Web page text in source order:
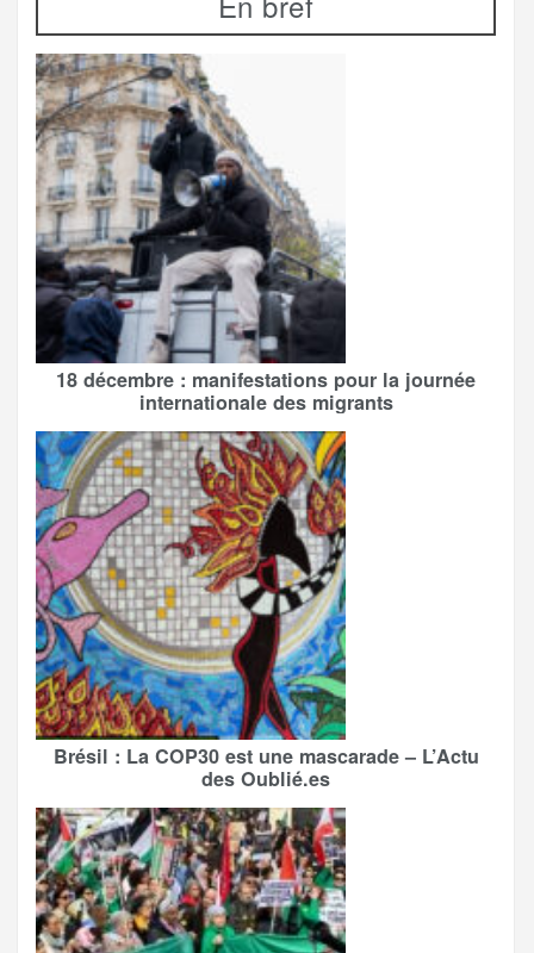
18 décembre : manifestations pour la journée
internationale des migrants
Brésil : La COP30 est une mascarade – L’Actu
des Oublié.es